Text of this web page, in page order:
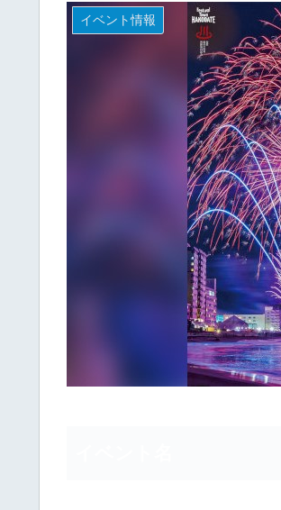
イベント情報